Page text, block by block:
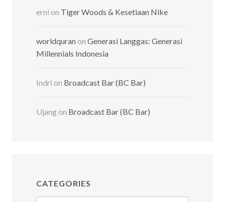
erni on Tiger Woods & Kesetiaan Nike
worldquran on Generasi Langgas: Generasi
Millennials Indonesia
Indri on Broadcast Bar (BC Bar)
Ujangon Broadcast Bar (BC Bar)
CATEGORIES